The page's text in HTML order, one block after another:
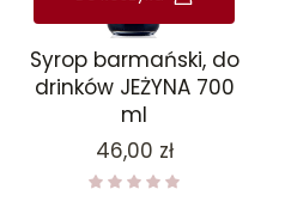
Syrop barmański, do
drinków JEŻYNA 700
ml
Cena
46,00 zł